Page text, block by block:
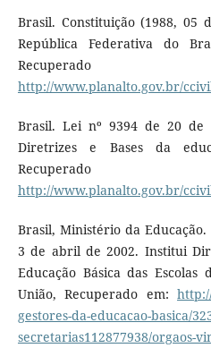
Brasil. Constituição (1988, 05
República Federativa do
http://www.planalto.gov.br/
Brasil. Lei nº 9394 de 20 de
Diretrizes e Bases da
http://www.planalto.gov.br/
Brasil, Ministério da Educação.
3 de abril de 2002. Institui
Educação Básica das
União, Recuperado em:
gestores-da-educacao-basica/
secretarias112877938/orgaos-